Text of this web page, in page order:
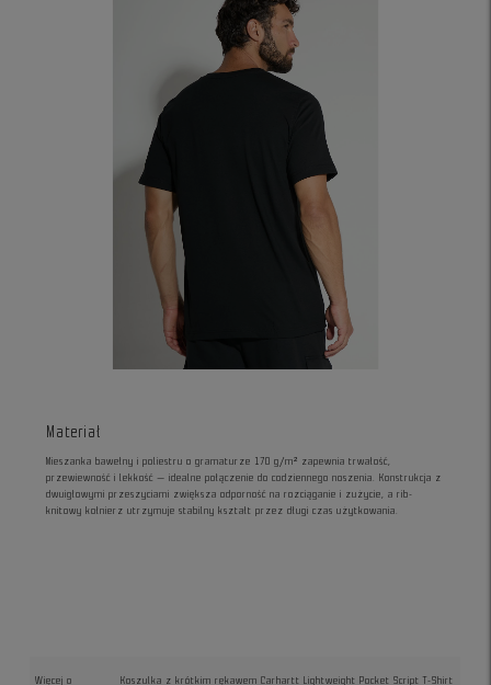
Materiał
Mieszanka bawełny i poliestru o gramaturze 170 g/m² zapewnia trwałość,
przewiewność i lekkość — idealne połączenie do codziennego noszenia. Konstrukcja z
dwuigłowymi przeszyciami zwiększa odporność na rozciąganie i zużycie, a rib-
knitowy kołnierz utrzymuje stabilny kształt przez długi czas użytkowania.
Więcej o Koszulka z krótkim rękawem Carhartt Lightweight Pocket Script T-Shirt